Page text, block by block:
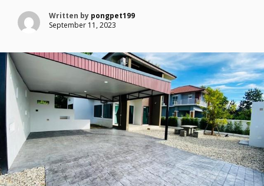
Written by pongpet199
September 11, 2023